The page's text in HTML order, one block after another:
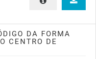
DA FORMA
CENTRO DE